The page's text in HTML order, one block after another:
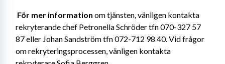
För mer information om tjänsten, vänligen kontakta
rekryterande chef Petronella Schröder tfn 070-327 57
87 eller Johan Sandström tfn 072-712 98 40. Vid frågor
om rekryteringsprocessen, vänligen kontakta